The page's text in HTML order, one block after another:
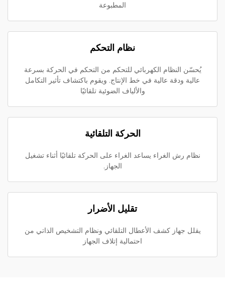
المطبوعة
نظام التحكم
يُحسّن النظام الكهربائي للتحكم من التحكم في الحركة بسرعة
عالية ودقة عالية في خط الإنتاج. ويقوم باكتشاف تأثير التكامل
والألياف الضوئية تلقائيًا
الحركة التلقائية
نظام رش الغراء يساعد الغراء على الحركة تلقائيًا أثناء تشغيل
الجهاز.
تقليل الأضرار
يقلل جهاز كشف الأعطال التلقائي ونظام التشخيص الذاتي من
احتمالية إتلاف الجهاز